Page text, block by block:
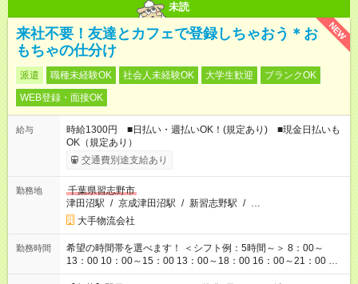
未読
NEW
来社不要！友達とカフェで登録しちゃおう＊お
もちゃの仕分け
派遣 職種未経験OK 社会人未経験OK 大学生歓迎
ブランクOK
WEB登録・面接OK
給与
時給1300円 ■日払い・週払いOK！(規定あり) ■現金日払いも
OK（規定あり）
交通費別途支給あり
勤務地
千葉県習志野市
津田沼駅 / 京成津田沼駅 / 新習志野駅 / …
大手物流会社
勤務時間
希望の時間帯を選べます！ ＜シフト例：5時間～＞ 8：00～
13：00 10：00～15：00 13：00～18：00 16：00～21：00 ＜
シフト例：8時間～＞ ・10：00～19：00 ・13：00～22：00 ・